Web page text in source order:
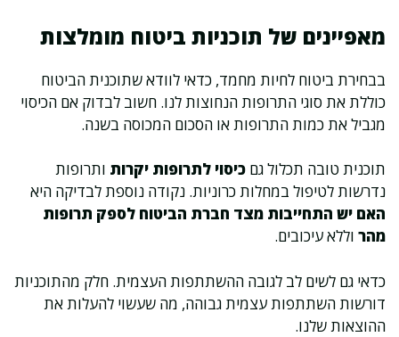
מאפיינים של תוכניות ביטוח מומלצות
בבחירת ביטוח לחיות מחמד, כדאי לוודא שתוכנית הביטוח
כוללת את סוגי התרופות הנחוצות לנו. חשוב לבדוק אם הכיסוי
מגביל את כמות התרופות או הסכום המכוסה בשנה.
תוכנית טובה תכלול גם כיסוי לתרופות יקרות ותרופות
נדרשות לטיפול במחלות כרוניות. נקודה נוספת לבדיקה היא
האם יש התחייבות מצד חברת הביטוח לספק תרופות
מהר וללא עיכובים.
כדאי גם לשים לב לגובה ההשתתפות העצמית. חלק מהתוכניות
דורשות השתתפות עצמית גבוהה, מה שעשוי להעלות את
ההוצאות שלנו.